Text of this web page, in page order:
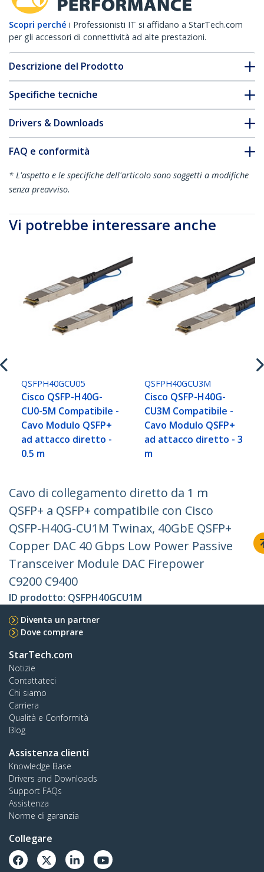
Scopri perché i Professionisti IT si affidano a StarTech.com
per gli accessori di connettività ad alte prestazioni.
Descrizione del Prodotto
Specifiche tecniche
Drivers & Downloads
FAQ e conformità
* L'aspetto e le specifiche dell'articolo sono soggetti a modifiche
senza preavviso.
Vi potrebbe interessare anche
QSFPH40GCU05
Cisco QSFP-H40G-
CU0-5M Compatibile -
Cavo Modulo QSFP+
ad attacco diretto -
0.5 m
QSFPH40GCU3M
Cisco QSFP-H40G-
CU3M Compatibile -
Cavo Modulo QSFP+
ad attacco diretto - 3
m
Cavo di collegamento diretto da 1 m
QSFP+ a QSFP+ compatibile con Cisco
QSFP-H40G-CU1M Twinax, 40GbE QSFP+
Copper DAC 40 Gbps Low Power Passive
Transceiver Module DAC Firepower
C9200 C9400
ID prodotto: QSFPH40GCU1M
Diventa un partner
Dove comprare
StarTech.com
Notizie
Contattateci
Chi siamo
Carriera
Qualità e Conformità
Blog
Assistenza clienti
Knowledge Base
Drivers and Downloads
Support FAQs
Assistenza
Norme di garanzia
Collegare